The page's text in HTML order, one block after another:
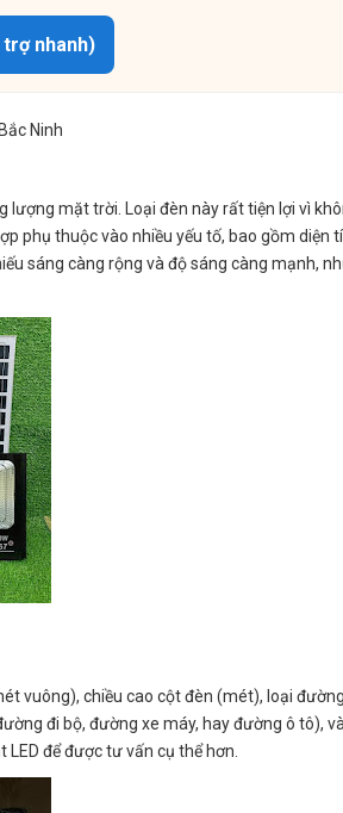
nhanh)
Ninh
mặt trời. Loại đèn này rất tiện lợi vì
phụ thuộc vào nhiều yếu tố, bao gồm diện
sáng càng rộng và độ sáng càng mạnh,
vuông), chiều cao cột đèn (mét), loại
đi bộ, đường xe máy, hay đường ô tô),
để được tư vấn cụ thể hơn.